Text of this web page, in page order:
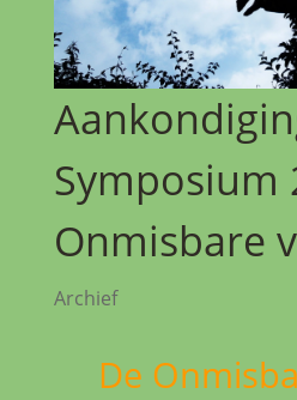
Symposium
Onmisbare
Archief
De